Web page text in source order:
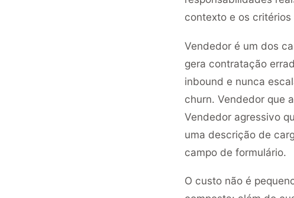
contexto e os
Vendedor é um dos
gera contratação
inbound e nunca
churn. Vendedor que
Vendedor agressivo
uma descrição de
campo de formulário.
O custo não é